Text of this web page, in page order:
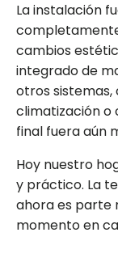
La instalación
cambios
integrado de
otros sistemas,
climatización o
final fuera aún
Hoy nuestro
y práctico. La
ahora es parte
momento en